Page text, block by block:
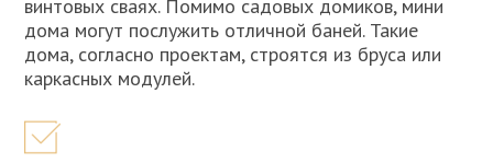
винтовых сваях. Помимо садовых домиков, мини
дома могут послужить отличной баней. Такие
дома, согласно проектам, строятся из бруса или
каркасных модулей.